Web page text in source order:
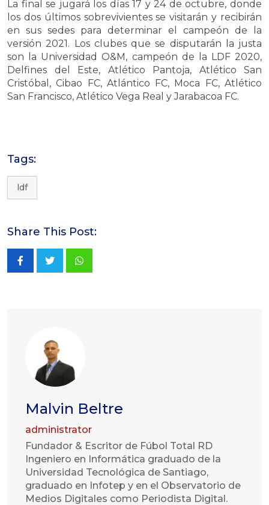
La final se jugará los días 17 y 24 de octubre, donde
los dos últimos sobrevivientes se visitarán y recibirán
en sus sedes para determinar el campeón de la
versión 2021. Los clubes que se disputarán la justa
son la Universidad O&M, campeón de la LDF 2020,
Delfines del Este, Atlético Pantoja, Atlético San
Cristóbal, Cibao FC, Atlántico FC, Moca FC, Atlético
San Francisco, Atlético Vega Real y Jarabacoa FC.
Tags:
ldf
Share This Post:
Whatsapp
Malvin Beltre
administrator
Fundador & Escritor de Fúbol Total RD
Ingeniero en Informática graduado de la
Universidad Tecnológica de Santiago,
graduado en Infotep y en el Observatorio de
Medios Digitales como Periodista Digital.